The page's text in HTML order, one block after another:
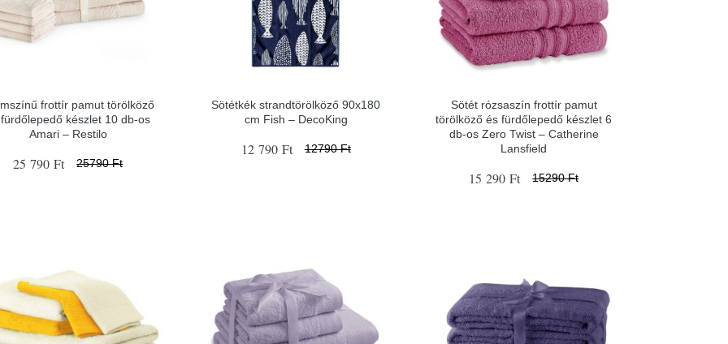
frottír pamut törölköző
készlet 10 db-os
Amari – Restilo
25 790 Ft 25790 Ft
Sötétkék strandtörölköző 90x180
cm Fish – DecoKing
12 790 Ft 12790 Ft
Sötét rózsaszín frottír pamut
törölköző és fürdőlepedő készlet 6
db-os Zero Twist – Catherine
Lansfield
15 290 Ft 15290 Ft